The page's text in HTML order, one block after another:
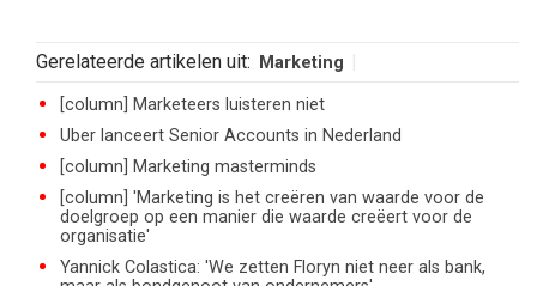
Gerelateerde artikelen uit: Marketing
[column] Marketeers luisteren niet
Uber lanceert Senior Accounts in Nederland
[column] Marketing masterminds
[column] 'Marketing is het creëren van waarde voor de
doelgroep op een manier die waarde creëert voor de
organisatie'
Yannick Colastica: 'We zetten Floryn niet neer als bank,